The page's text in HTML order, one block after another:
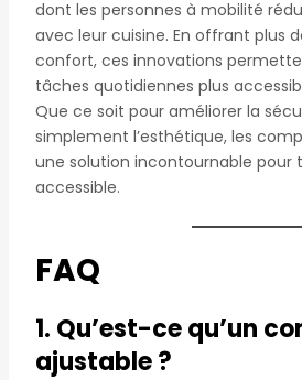
dont les personnes à mobilité
avec leur cuisine. En offrant plus
confort, ces innovations
tâches quotidiennes plus
Que ce soit pour améliorer la
simplement l’esthétique, les
une solution incontournable pour
accessible.
FAQ
1. Qu’est-ce qu’un
ajustable ?